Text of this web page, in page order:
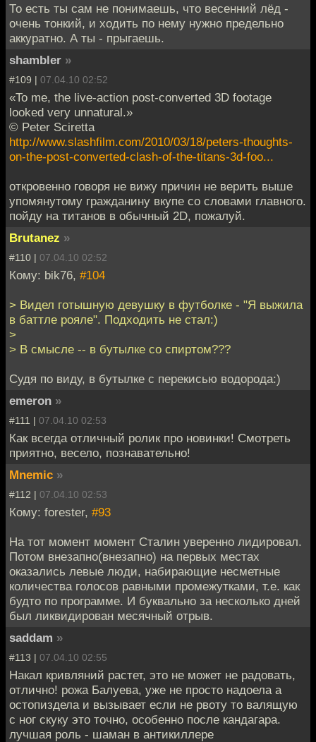
То есть ты сам не понимаешь, что весенний лёд -
очень тонкий, и ходить по нему нужно предельно
аккуратно. А ты - прыгаешь.
shambler »
#109 | 07.04.10 02:52
«To me, the live-action post-converted 3D footage
looked very unnatural.»
© Peter Sciretta
http://www.slashfilm.com/2010/03/18/peters-thoughts-
on-the-post-converted-clash-of-the-titans-3d-foo...
откровенно говоря не вижу причин не верить выше
упомянутому гражданину вкупе со словами главного.
пойду на титанов в обычный 2D, пожалуй.
Brutanez »
#110 | 07.04.10 02:52
Кому: bik76, #104
> Видел готышную девушку в футболке - "Я выжила
в баттле рояле". Подходить не стал:)
>
> В смысле -- в бутылке со спиртом???
Судя по виду, в бутылке с перекисью водорода:)
emeron »
#111 | 07.04.10 02:53
Как всегда отличный ролик про новинки! Смотреть
приятно, весело, познавательно!
Mnemic »
#112 | 07.04.10 02:53
Кому: forester, #93
На тот момент момент Сталин уверенно лидировал.
Потом внезапно(внезапно) на первых местах
оказались левые люди, набирающие несметные
количества голосов равными промежутками, т.е. как
будто по программе. И буквально за несколько дней
был ликвидирован месячный отрыв.
saddam »
#113 | 07.04.10 02:55
Накал кривляний растет, это не может не радовать,
отлично! рожа Балуева, уже не просто надоела а
остопиздела и вызывает если не рвоту то валящую
с ног скуку это точно, особенно после кандагара.
лучшая роль - шаман в антикиллере